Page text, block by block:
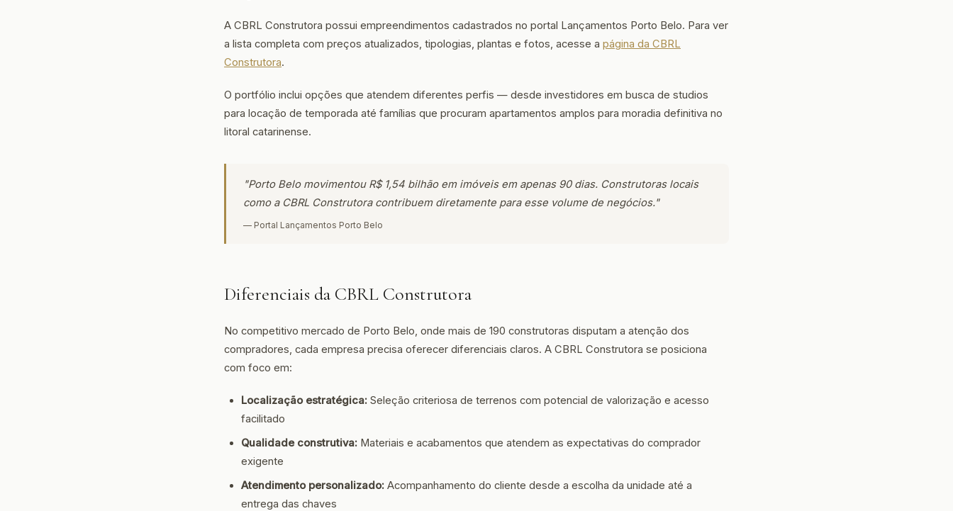
A CBRL Construtora possui empreendimentos cadastrados no portal Lançamentos Porto Belo. Para ver
a lista completa com preços atualizados, tipologias, plantas e fotos, acesse a página da CBRL
Construtora.
O portfólio inclui opções que atendem diferentes perfis — desde investidores em busca de studios
para locação de temporada até famílias que procuram apartamentos amplos para moradia definitiva no
litoral catarinense.
"Porto Belo movimentou R$ 1,54 bilhão em imóveis em apenas 90 dias. Construtoras locais
como a CBRL Construtora contribuem diretamente para esse volume de negócios."
— Portal Lançamentos Porto Belo
Diferenciais da CBRL Construtora
No competitivo mercado de Porto Belo, onde mais de 190 construtoras disputam a atenção dos
compradores, cada empresa precisa oferecer diferenciais claros. A CBRL Construtora se posiciona
com foco em:
Localização estratégica: Seleção criteriosa de terrenos com potencial de valorização e acesso
facilitado
Qualidade construtiva: Materiais e acabamentos que atendem as expectativas do comprador
exigente
Atendimento personalizado: Acompanhamento do cliente desde a escolha da unidade até a
entrega das chaves